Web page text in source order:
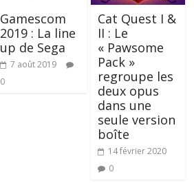
Gamescom
2019 : La line
up de Sega
7 août 2019
0
Cat Quest I &
II : Le
« Pawsome
Pack »
regroupe les
deux opus
dans une
seule version
boîte
14 février 2020
0